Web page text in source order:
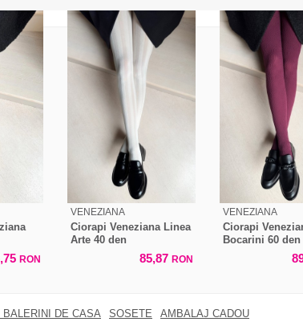
RON
VENEZIANA
Ciorapi Veneziana Linea
Arte 40 den
85,87 RON
VENEZIANA
Ciorapi
Bocarini 60 den
BALERINI DE CASA SOSETE
AMBALAJ CADOU